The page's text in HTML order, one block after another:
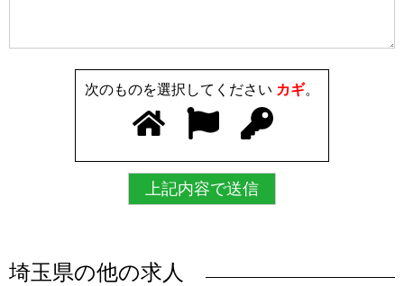
次のものを選択してください カギ。
埼玉県の他の求人